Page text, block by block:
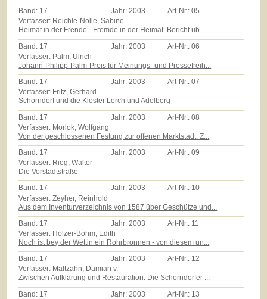
Band: 17 Jahr:2003 Art-Nr.:05
Verfasser: Reichle-Nolle, Sabine
Heimat in der Frende - Fremde in der Heimat. Bericht üb...
Band: 17 Jahr: 2003 Art-Nr.:06
Verfasser: Palm, Ulrich
Johann-Philipp-Palm-Preis für Meinungs- und Pressefreih...
Band: 17 Jahr:2003 Art-Nr.:07
Verfasser: Fritz, Gerhard
Schorndorf und die Klöster Lorch und Adelberg
Band: 17 Jahr: 2003 Art-Nr.:08
Verfasser: Morlok, Wolfgang
Von der geschlossenen Festung zur offenen Marktstadt. Z...
Band: 17 Jahr:2003 Art-Nr.:09
Verfasser: Rieg, Walter
Die Vorstadtstraße
Band: 17 Jahr:2003 Art-Nr.: 10
Verfasser: Zeyher, Reinhold
Aus dem Inventurverzeichnis von 1587 über Geschütze und...
Band: 17 Jahr:2003 Art-Nr.: 11
Verfasser: Holzer-Böhm, Edith
Noch ist bey der Wettin ein Rohrbronnen - von diesem un...
Band: 17 Jahr:2003 Art-Nr.: 12
Verfasser: Maltzahn, Damian v.
Zwischen Aufklärung und Restauration. Die Schorndorfer ...
Band: 17 Jahr: 2003 Art-Nr.: 13